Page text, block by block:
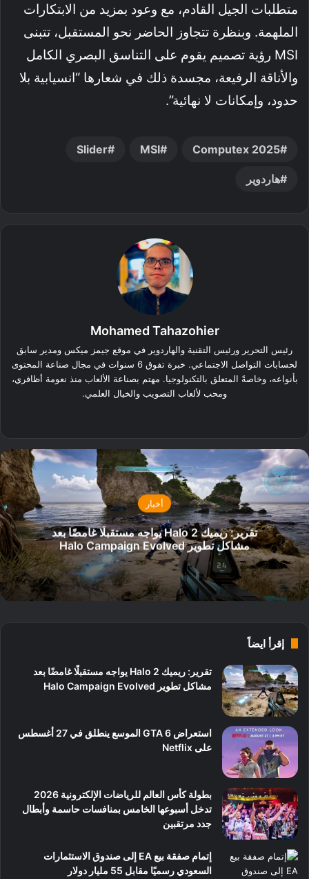
متطلبات الجيل القادم، مع وعود بمزيد من الابتكارات
الملهمة. وبنظرة تتجاوز الحاضر نحو المستقبل، تتبنى
MSI رؤية تصميم يقوم على التناسق البصري الكامل
والأناقة الرفيعة، مجسدة ذلك في شعارها “انسيابية بلا
حدود، وإمكانات لا نهائية”.
Computex 2025
MSI
Slider
هاردوير
Mohamed Tahazohier
رئيس التحرير ورئيس التقنية والهاردوير في موقع جيمز ميكس ومدير سابق
لحسابات التواصل الاجتماعي. خبرة تفوق 6 سنوات في مجال صناعة المحتوى
بأنواعه، وخاصةً المتعلق بالتكنولوجيا. مهتم بصناعة الألعاب منذ نعومة أظافري،
ومحب لألعاب التصويب والخيال العلمي.
أخبار
تقرير: ريميك Halo 2 يواجه مستقبلًا غامضًا بعد
مشاكل تطوير Halo Campaign Evolved
إقرأ ايضاً
تقرير: ريميك Halo 2 يواجه مستقبلًا غامضًا بعد
مشاكل تطوير Halo Campaign Evolved
استعراض GTA 6 الموسع ينطلق في 27 أغسطس
على Netflix
بطولة كأس العالم للرياضات الإلكترونية 2026
تدخل أسبوعها الخامس بمنافسات حاسمة وأبطال
جدد مرتقبين
إتمام صفقة بيع EA إلى صندوق الاستثمارات
السعودي رسميًا مقابل 55 مليار دولار